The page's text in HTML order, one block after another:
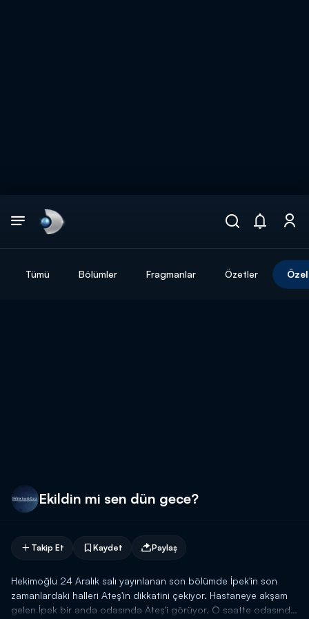
Tümü Bölümler Fragmanlar Özetler
Ekildin mi sen dün gece?
Takip Et Kaydet Paylaş
Hekimoğlu 24 Aralık salı yayınlanan son bölümde İpek'in son
zamanlardaki halleri Ateş'in dikkatini çekiyor. Hastaneye akşam
gelen İpek bir anda odasında Ateş'i görüyor. O saatte odasında